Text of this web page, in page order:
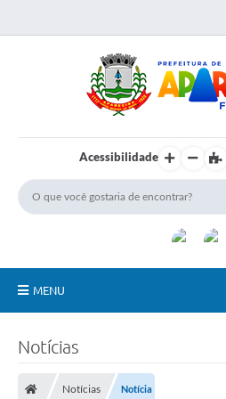
Acessibilidade
MENU
Notícias
Notícias Notícia